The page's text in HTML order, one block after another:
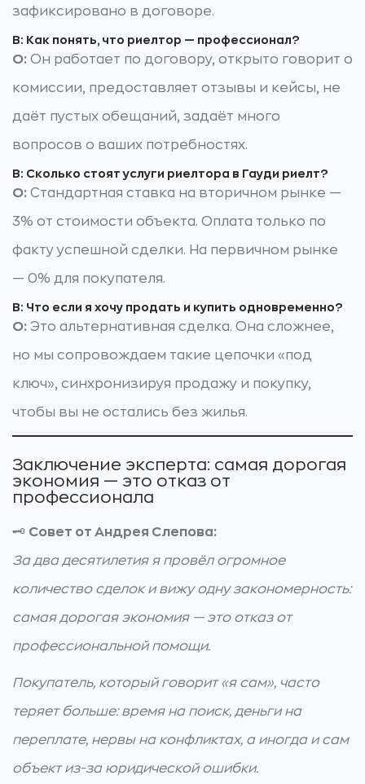
зафиксировано в договоре.
В: Как понять, что риелтор — профессионал?
О: Он работает по договору, открыто говорит о
комиссии, предоставляет отзывы и кейсы, не
даёт пустых обещаний, задаёт много
вопросов о ваших потребностях.
В: Сколько стоят услуги риелтора в Гауди риелт?
О: Стандартная ставка на вторичном рынке —
3% от стоимости объекта. Оплата только по
факту успешной сделки. На первичном рынке
— 0% для покупателя.
В: Что если я хочу продать и купить одновременно?
О: Это альтернативная сделка. Она сложнее,
но мы сопровождаем такие цепочки «под
ключ», синхронизируя продажу и покупку,
чтобы вы не остались без жилья.
Заключение эксперта: самая дорогая
экономия — это отказ от
профессионала
🗝️ Совет от Андрея Слепова:
За два десятилетия я провёл огромное
количество сделок и вижу одну закономерность:
самая дорогая экономия — это отказ от
профессиональной помощи.
Покупатель, который говорит «я сам», часто
теряет больше: время на поиск, деньги на
переплате, нервы на конфликтах, а иногда и сам
объект из-за юридической ошибки.